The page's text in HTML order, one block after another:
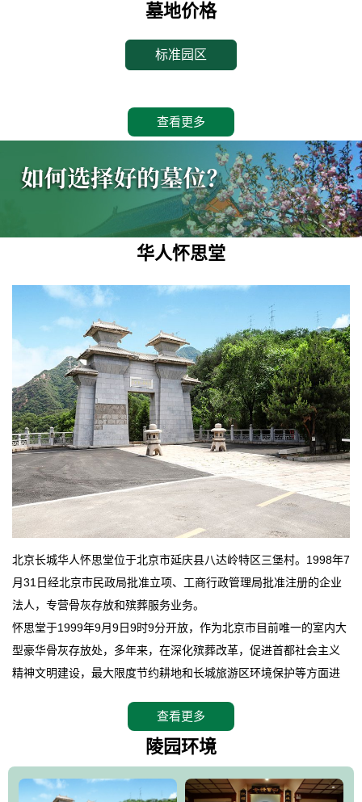
墓地价格
标准园区
查看更多
华人怀思堂
北京长城华人怀思堂位于北京市延庆县八达岭特区三堡村。1998年7
月31日经北京市民政局批准立项、工商行政管理局批准注册的企业
法人，专营骨灰存放和殡葬服务业务。
怀思堂于1999年9月9日9时9分开放，作为北京市目前唯一的室内大
型豪华骨灰存放处，多年来，在深化殡葬改革，促进首都社会主义
精神文明建设，最大限度节约耕地和长城旅游区环境保护等方面进
怀思堂辖区面积15万平方米，整体建筑面积5．8万平方米。主体建
筑有：怀思堂豪华墓室、礼祭大厅、随缘阁、百家姓觅宗长廊等。
仲、无字碑、香灯等。典型的仿秦、汉建筑风格。蓝色的琉璃瓦屋
查看更多
陵园环境